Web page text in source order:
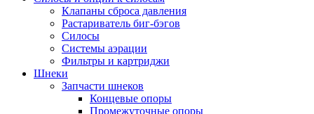
Клапаны сброса давления
Растариватель биг-бэгов
Силосы
Системы аэрации
Фильтры и картриджи
Шнеки
Запчасти шнеков
Концевые опоры
Промежуточные опоры